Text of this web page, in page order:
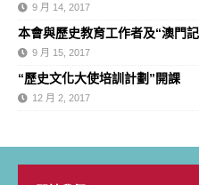
9 月 14, 2017
本會與歷史教育工作者及“澳門
9 月 15, 2017
“歷史文化大使培訓計劃”開課
12 月 2, 2017